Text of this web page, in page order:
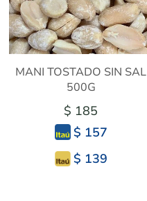
MANI TOSTADO SIN SAL
500G
$ 185
$ 157
$ 139